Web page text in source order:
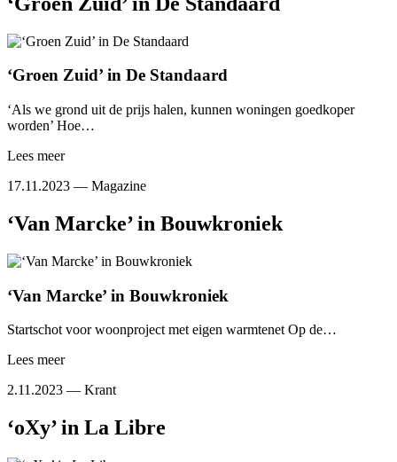
‘Groen Zuid’ in De Standaard
‘Als we grond uit de prijs halen, kunnen woningen goedkoper
worden’ Hoe…
Lees meer
17.11.2023 — Magazine
‘Van Marcke’ in Bouwkroniek
‘Van Marcke’ in Bouwkroniek
Startschot voor woonproject met eigen warmtenet Op de…
Lees meer
2.11.2023 — Krant
‘oXy’ in La Libre